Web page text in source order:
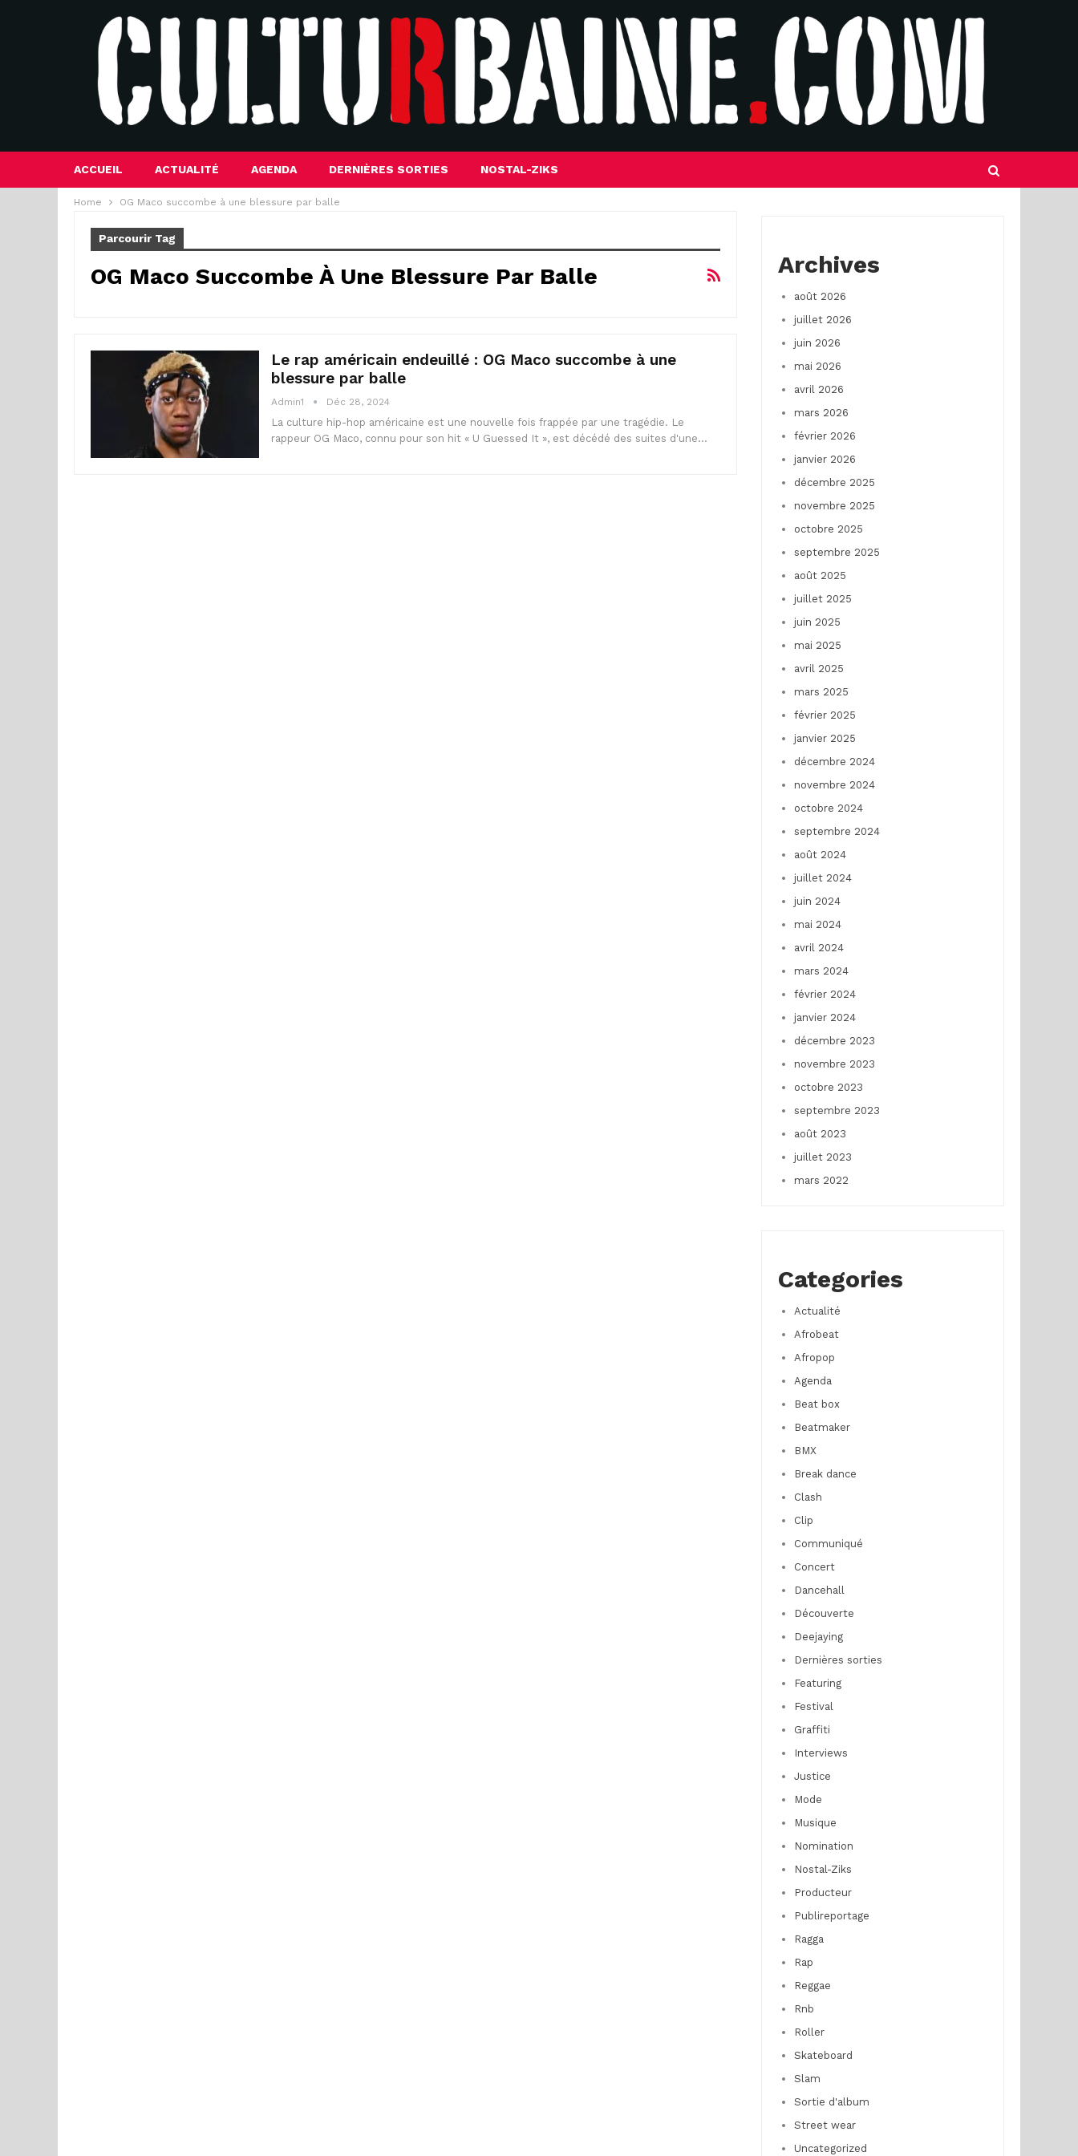
ACCUEIL ACTUALITÉ AGENDA DERNIÈRES SORTIES NOSTAL-ZIKS
Home OG Maco succombe à une blessure par balle
Parcourir Tag
OG Maco Succombe À Une Blessure Par Balle
Le rap américain endeuillé : OG Maco succombe à une
blessure par balle
Admin1 Déc 28, 2024
La culture hip-hop américaine est une nouvelle fois frappée par une tragédie. Le
rappeur OG Maco, connu pour son hit « U Guessed It », est décédé des suites d'une…
Archives
août 2026
juillet 2026
juin 2026
mai 2026
avril 2026
mars 2026
février 2026
janvier 2026
décembre 2025
novembre 2025
octobre 2025
septembre 2025
août 2025
juillet 2025
juin 2025
mai 2025
avril 2025
mars 2025
février 2025
janvier 2025
décembre 2024
novembre 2024
octobre 2024
septembre 2024
août 2024
juillet 2024
juin 2024
mai 2024
avril 2024
mars 2024
février 2024
janvier 2024
décembre 2023
novembre 2023
octobre 2023
septembre 2023
août 2023
juillet 2023
mars 2022
Categories
Actualité
Afrobeat
Afropop
Agenda
Beat box
Beatmaker
BMX
Break dance
Clash
Clip
Communiqué
Concert
Dancehall
Découverte
Deejaying
Dernières sorties
Featuring
Festival
Graffiti
Interviews
Justice
Mode
Musique
Nomination
Nostal-Ziks
Producteur
Publireportage
Ragga
Rap
Reggae
Rnb
Roller
Skateboard
Slam
Sortie d'album
Street wear
Uncategorized